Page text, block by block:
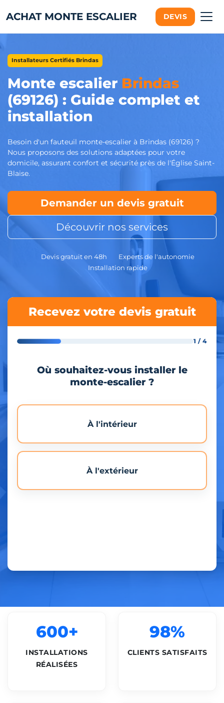
ACHAT MONTE ESCALIER DEVIS
Installateurs Certifiés Brindas
Monte escalier Brindas
(69126) : Guide complet et
installation
Besoin d'un fauteuil monte-escalier à Brindas (69126) ?
Nous proposons des solutions adaptées pour votre
domicile, assurant confort et sécurité près de l'Église Saint-
Blaise.
Demander un devis gratuit
Découvrir nos services
Devis gratuit en 48h
Experts de l'autonomie
Installation rapide
Recevez votre devis gratuit
1 / 4
Où souhaitez-vous installer le
monte-escalier ?
À l'intérieur
À l'extérieur
600+
INSTALLATIONS
RÉALISÉES
98%
CLIENTS SATISFAITS